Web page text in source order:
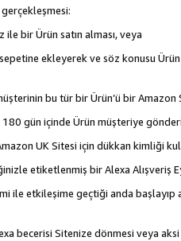
bir Ürün satın alması, veya
ekleyerek ve söz konusu
bu tür bir Ürün’ü bir Amazon
gün içinde Ürün müşteriye
UK Sitesi için dükkan kimliği
etiketlenmiş bir Alexa Alışveriş
ile etkileşime geçtiği anda
becerisi Sitenize dönmesi veya